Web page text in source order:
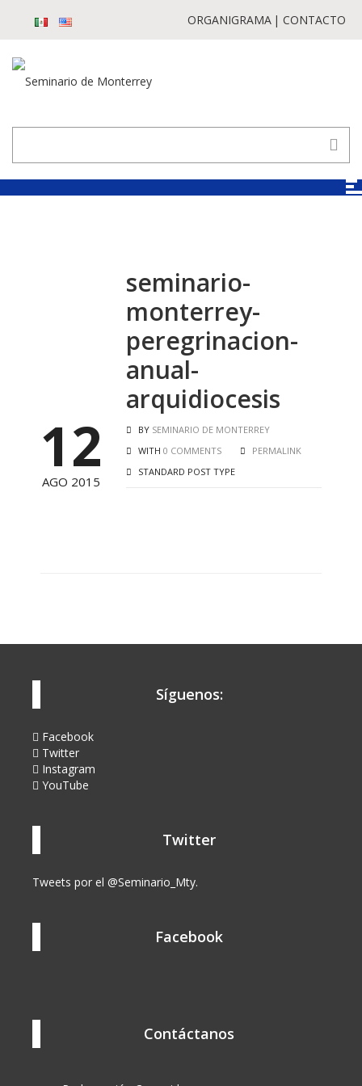
ORGANIGRAMA CONTACTO
12
AGO 2015
seminario-
monterrey-
peregrinacion-
anual-
arquidiocesis
BY SEMINARIO DE MONTERREY
WITH 0 COMMENTS
PERMALINK
STANDARD POST TYPE
Síguenos:
Facebook
Twitter
Instagram
YouTube
Twitter
Tweets por el @Seminario_Mty.
Facebook
Contáctanos